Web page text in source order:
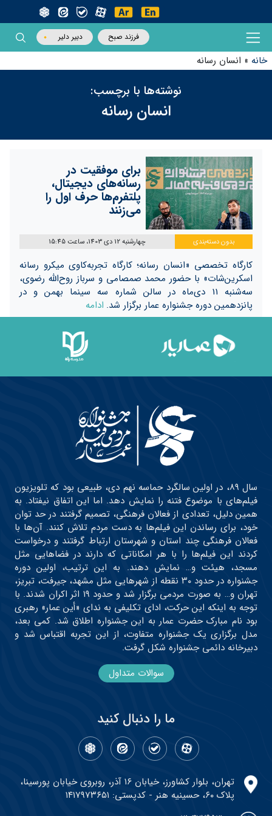
فرزند صبح دبیر دلیر
خانه » انسان رسانه
نوشته‌ها با برچسب:
انسان رسانه
برای موفقیت در
رسانه‌های دیجیتال،
پلتفرم‌ها حرف اول را
می‌زنند
بدون دسته‌بندی چهارشنبه 12 دی 1403، ساعت 15:45
کارگاه تخصصی «انسان رسانه؛ کارگاه تجربه‌کاوی میکرو رسانه
اسکرین‌شات» با حضور محمد صمصامی و سرباز روح‌الله رضوی،
سه‌شنبه 11 دی‌ماه در سالن شماره سه سینما بهمن و در
پانزدهمین دوره جشنواره عمار برگزار شد. ادامه
سال ۸۹، در اولین سالگرد حماسه نهم دی، طبیعی بود که تلویزیون
فیلم‌های با موضوع فتنه را نمایش دهد. اما این اتفاق نیفتاد. به
همین دلیل، تعدادی از فعالان فرهنگی، تصمیم گرفتند در حد توان
خود، برای رساندن این فیلم‌ها به دست مردم تلاش کنند. آن‌ها با
فعالان فرهنگی چند استان و شهرستان ارتباط گرفتند و درخواست
کردند این فیلم‌ها را با هر امکاناتی که دارند در فضاهایی مثل
مسجد، هیئت و… نمایش دهند. به این ترتیب، اولین دوره
جشنواره در حدود ۳۰ نقطه از شهرهایی مثل مشهد، جیرفت، تبریز،
تهران و… به صورت مردمی برگزار شد و حدود ۱۹ اثر اکران شدند. با
توجه به اینکه این حرکت، ادای تکلیفی به ندای «أین عمار» رهبری
بود نام مبارک حضرت عمار به این جشنواره اطلاق شد. کمی بعد،
مدل برگزاری یک جشنواره متفاوت، از این تجربه اقتباس شد و
دبیرخانه دائمی جشنواره شکل گرفت.
سوالات متداول
ما را دنبال کنید
تهران، بلوار کشاورز، خیابان ۱۶ آذر، روبروی خیابان پورسینا،
پلاک ۶۰، حسینیه هنر - کدپستی: ۱۴۱۷۹۷۳۶۵۱